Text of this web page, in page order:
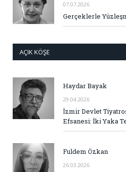
07.07.2026
Gerçeklerle
AÇIK KÖŞE
Haydar Bayak
29.04.2026
İzmir Devlet
Efsanesi: İki Yaka
Fuldem Özkan
26.03.2026